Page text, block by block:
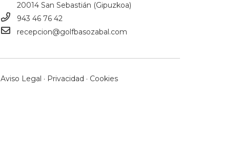
20014 San Sebastián (Gipuzkoa)
943 46 76 42
recepcion@golfbasozabal.com
Aviso Legal · Privacidad · Cookies